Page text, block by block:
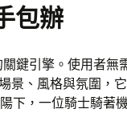
包辦
鍵引擎。使用者無
景、風格與氛圍，它
下，一位騎士騎著